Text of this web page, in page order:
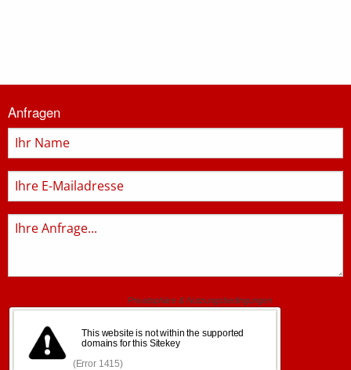
zur
Feuerwehr
Anfragen
Name
E-
Mail
Anfrage